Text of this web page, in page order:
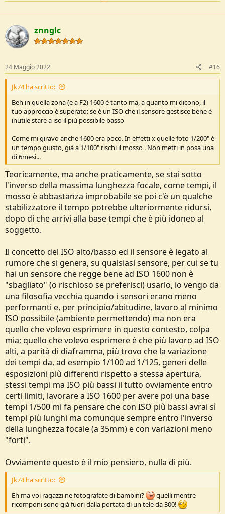
znnglc
24 Maggio 2022 #16
Jk74 ha scritto:
Beh in quella zona (e a F2) 1600 è tanto ma, a quanto mi dicono, il
tuo approccio è superato: se è un ISO che il sensore gestisce bene è
inutile stare a iso il più possibile basso
Come mi giravo anche 1600 era poco. In effetti x quelle foto 1/200" è
un tempo giusto, già a 1/100" rischi il mosso . Non metti in posa una
di 6mesi...
Teoricamente, ma anche praticamente, se stai sotto
l'inverso della massima lunghezza focale, come tempi, il
mosso è abbastanza improbabile se poi c'è un qualche
stabilizzatore il tempo potrebbe ulteriormente ridursi,
dopo di che arrivi alla base tempi che è più idoneo al
soggetto.
Il concetto del ISO alto/basso ed il sensore è legato al
rumore che si genera, su qualsiasi sensore, per cui se tu
hai un sensore che regge bene ad ISO 1600 non è
"sbagliato" (o rischioso se preferisci) usarlo, io vengo da
una filosofia vecchia quando i sensori erano meno
performanti e, per principio/abitudine, lavoro al minimo
ISO possibile (ambiente permettendo) ma non era
quello che volevo esprimere in questo contesto, colpa
mia; quello che volevo esprimere è che più lavoro ad ISO
alti, a parità di diaframma, più trovo che la variazione
dei tempi da, ad esempio 1/100 ad 1/125, generi delle
esposizioni più differenti rispetto a stessa apertura,
stessi tempi ma ISO più bassi il tutto ovviamente entro
certi limiti, lavorare a ISO 1600 per avere poi una base
tempi 1/500 mi fa pensare che con ISO più bassi avrai sì
tempi più lunghi ma comunque sempre entro l'inverso
della lunghezza focale (a 35mm) e con variazioni meno
"forti".
Ovviamente questo è il mio pensiero, nulla di più.
Jk74 ha scritto:
Eh ma voi ragazzi ne fotografate di bambini?
quelli mentre
ricomponi sono già fuori dalla portata di un tele da 300!